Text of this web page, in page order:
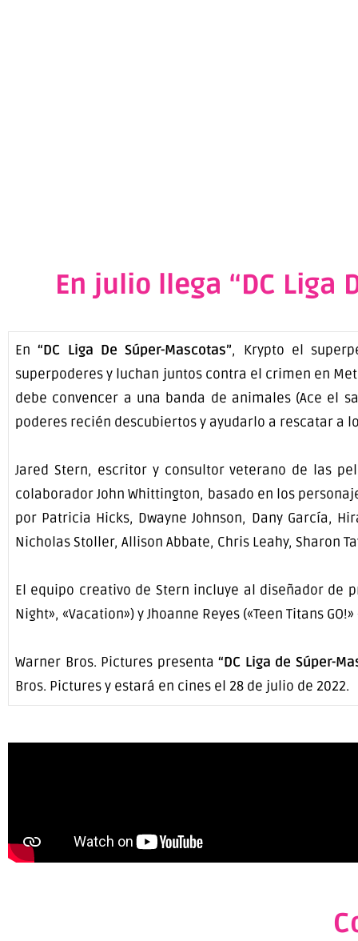
En julio llega “DC Liga
En“DC Liga De Súper-Mascotas”, Krypto el
superpoderes y luchan juntos contra el crimen en
debe convencer a una banda de animales (Ace el
poderes recién descubiertos y ayudarlo a rescatar a
Jared Stern, escritor y consultor veterano de las
colaborador John Whittington, basado en los
por Patricia Hicks, Dwayne Johnson, Dany García,
Nicholas Stoller, Allison Abbate, Chris Leahy, Sharon
El equipo creativo de Stern incluye al diseñador de
Night», «Vacation») y Jhoanne Reyes («Teen Titans
Warner Bros. Pictures presenta“DC Liga de Súper-
Bros. Pictures y estará en cines el 28 de julio de 2022.